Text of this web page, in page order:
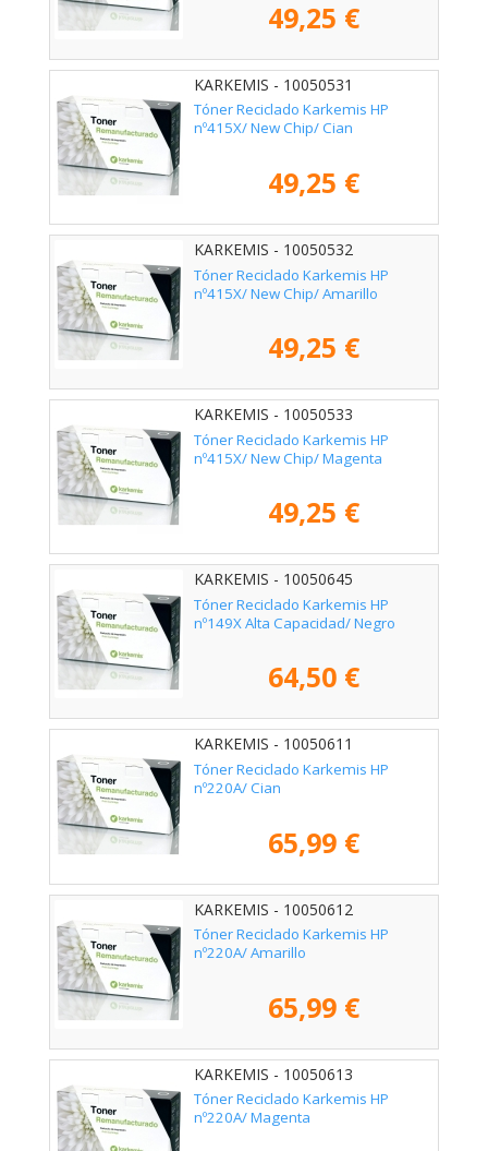
49,25 €
KARKEMIS - 10050531
Tóner Reciclado Karkemis HP
nº415X/ New Chip/ Cian
49,25 €
KARKEMIS - 10050532
Tóner Reciclado Karkemis HP
nº415X/ New Chip/ Amarillo
49,25 €
KARKEMIS - 10050533
Tóner Reciclado Karkemis HP
nº415X/ New Chip/ Magenta
49,25 €
KARKEMIS - 10050645
Tóner Reciclado Karkemis HP
nº149X Alta Capacidad/ Negro
64,50 €
KARKEMIS - 10050611
Tóner Reciclado Karkemis HP
nº220A/ Cian
65,99 €
KARKEMIS - 10050612
Tóner Reciclado Karkemis HP
nº220A/ Amarillo
65,99 €
KARKEMIS - 10050613
Tóner Reciclado Karkemis HP
nº220A/ Magenta